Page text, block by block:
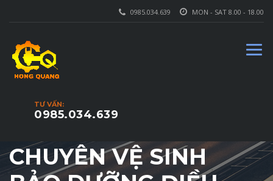
MON - SAT 8.00 - 18.00
0985.034.639
TƯ VẤN:
0985.034.639
CHUYÊN VỆ SINH